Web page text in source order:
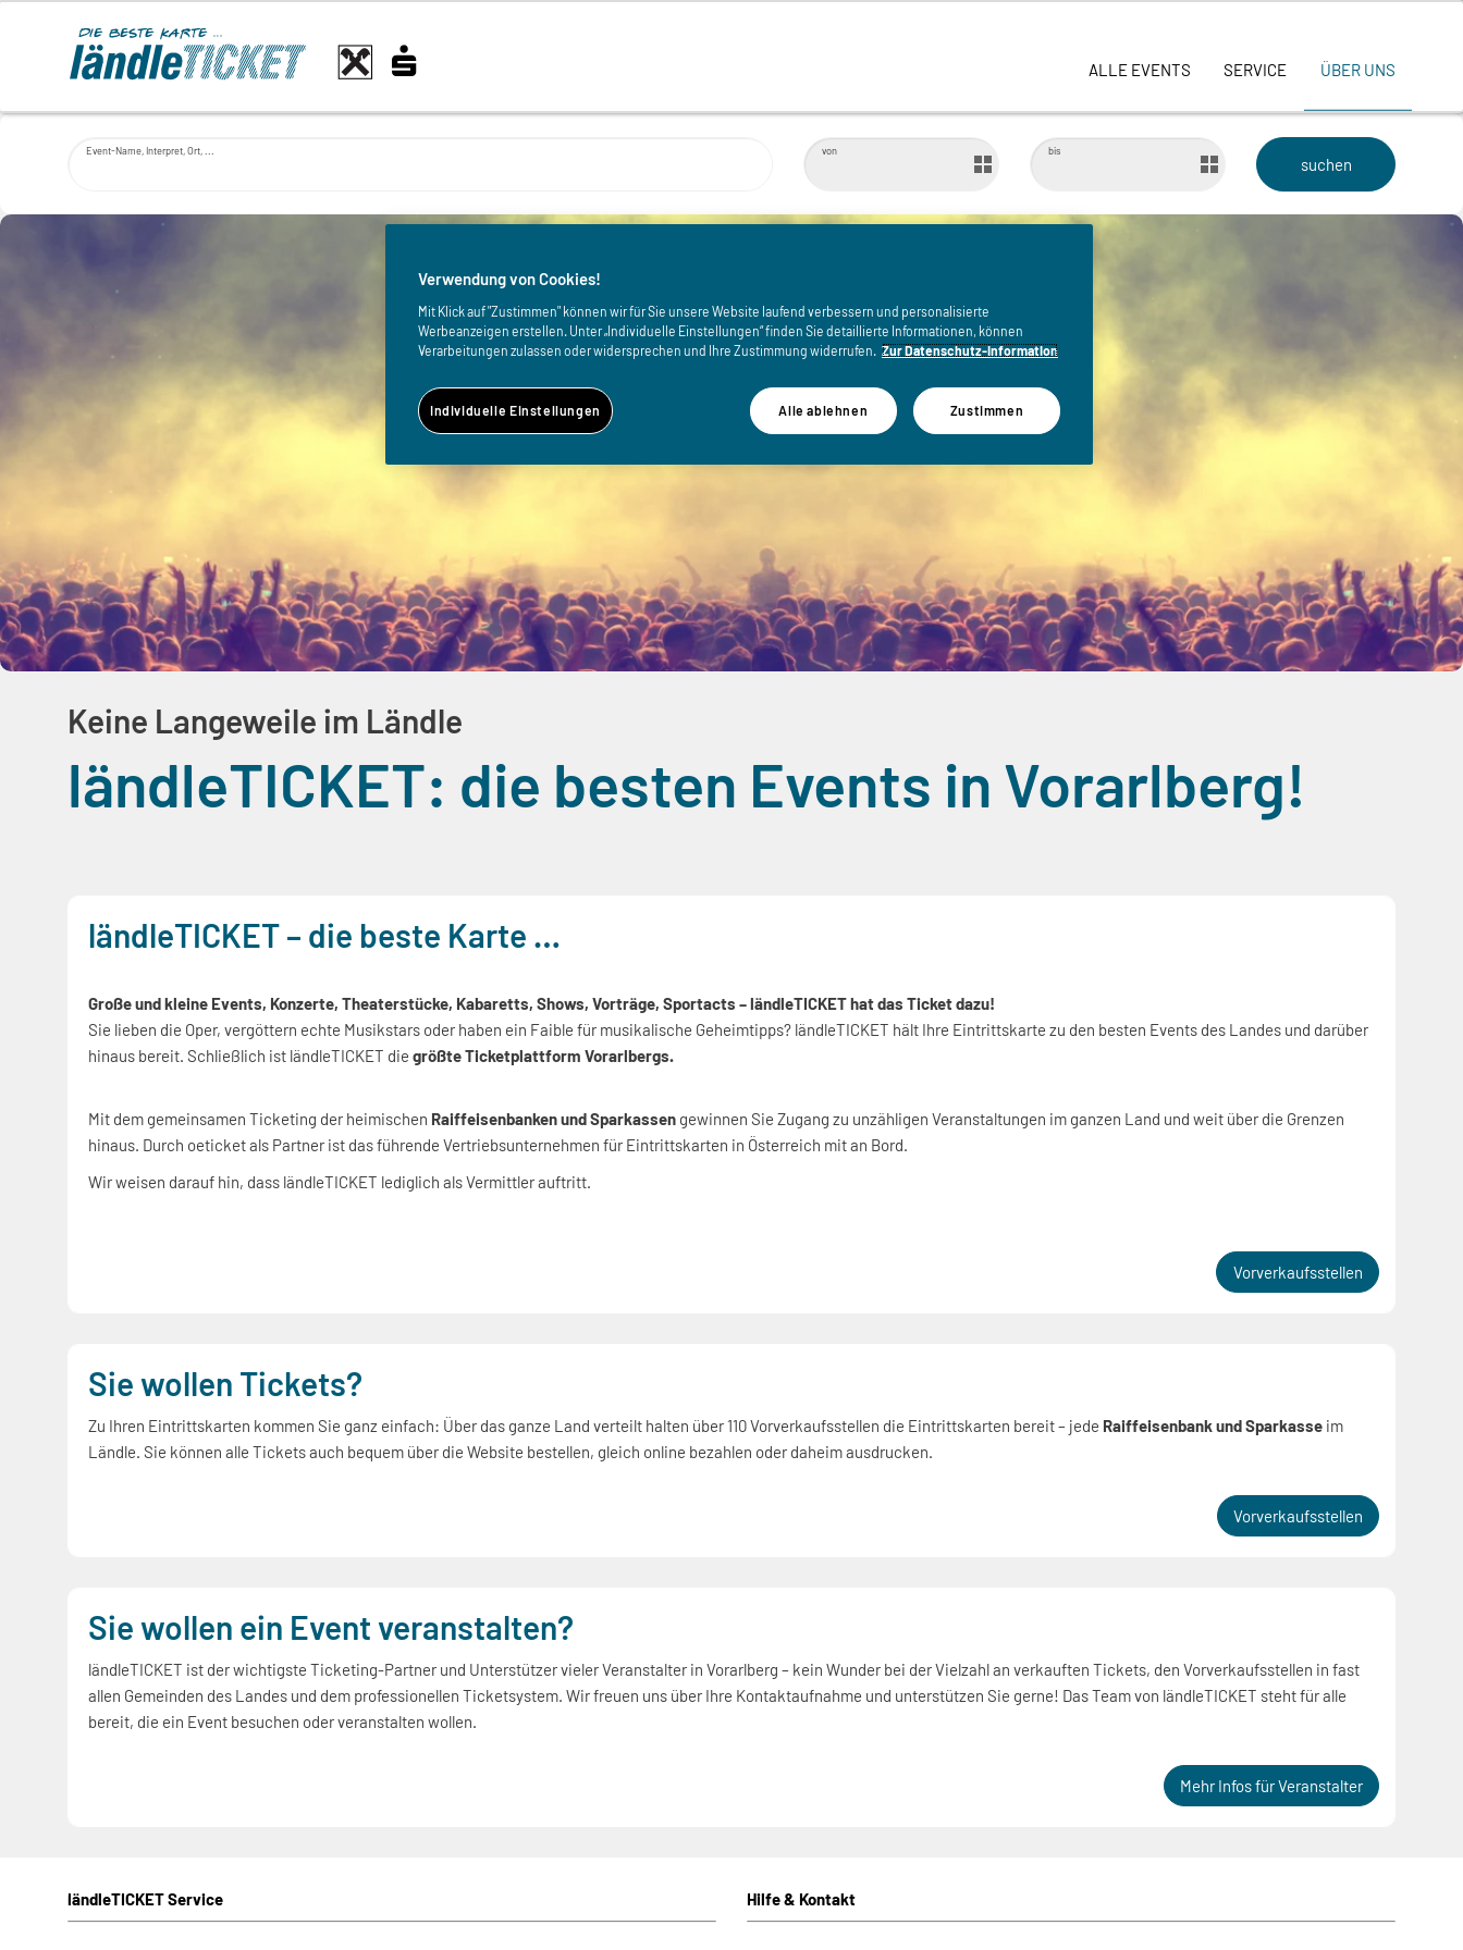
ALLE EVENTS SERVICE ÜBER UNS
Event-Name, Interpret, Ort, ... von bis
Keine Langeweile im Ländle
ländleTICKET: die besten Events in Vorarlberg!
ländleTICKET – die beste Karte …
Große und kleine Events, Konzerte, Theaterstücke, Kabaretts, Shows, Vorträge, Sportacts – ländleTICKET hat das Ticket dazu!
Sie lieben die Oper, vergöttern echte Musikstars oder haben ein Faible für musikalische Geheimtipps? ländleTICKET hält Ihre Eintrittskarte zu den besten Events des Landes und darüber
hinaus bereit. Schließlich ist ländleTICKET die größte Ticketplattform Vorarlbergs.
Mit dem gemeinsamen Ticketing der heimischen Raiffeisenbanken und Sparkassen gewinnen Sie Zugang zu unzähligen Veranstaltungen im ganzen Land und weit über die Grenzen
hinaus. Durch oeticket als Partner ist das führende Vertriebsunternehmen für Eintrittskarten in Österreich mit an Bord.
Wir weisen darauf hin, dass ländleTICKET lediglich als Vermittler auftritt.
Vorverkaufsstellen
Sie wollen Tickets?
Zu Ihren Eintrittskarten kommen Sie ganz einfach: Über das ganze Land verteilt halten über 110 Vorverkaufsstellen die Eintrittskarten bereit – jede Raiffeisenbank und Sparkasse im
Ländle. Sie können alle Tickets auch bequem über die Website bestellen, gleich online bezahlen oder daheim ausdrucken.
Vorverkaufsstellen
Sie wollen ein Event veranstalten?
ländleTICKET ist der wichtigste Ticketing-Partner und Unterstützer vieler Veranstalter in Vorarlberg – kein Wunder bei der Vielzahl an verkauften Tickets, den Vorverkaufsstellen in fast
allen Gemeinden des Landes und dem professionellen Ticketsystem. Wir freuen uns über Ihre Kontaktaufnahme und unterstützen Sie gerne! Das Team von ländleTICKET steht für alle
bereit, die ein Event besuchen oder veranstalten wollen.
Mehr Infos für Veranstalter
ländleTICKET Service Hilfe & Kontakt
Verwendung von Cookies!
Mit Klick auf "Zustimmen" können wir für Sie unsere Website laufend verbessern und personalisierte
Werbeanzeigen erstellen. Unter „Individuelle Einstellungen“ finden Sie detaillierte Informationen, können
Verarbeitungen zulassen oder widersprechen und Ihre Zustimmung widerrufen.
Zur Datenschutz-Information
Alle ablehnen Zustimmen
Individuelle Einstellungen